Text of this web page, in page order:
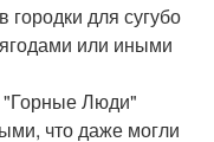
для сугубо
или иными
"Горные Люди"
что даже могли